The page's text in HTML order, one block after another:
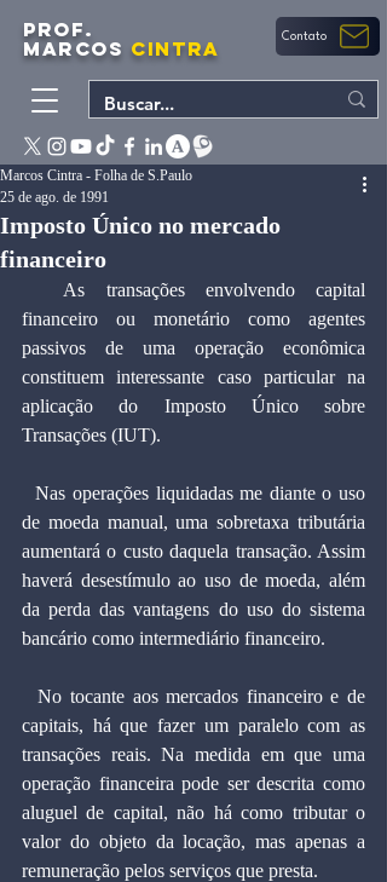
PROF.
MARCOS CINTRA Contato
Imposto Único no mercado
financeiro
Marcos Cintra - Folha de S.Paulo
25 de ago. de 1991
financeiro ou monetário como agentes
passivos de uma operação econômica
constituem interessante caso particular na
aplicação do Imposto Único sobre
Transações (IUT).
  Nas operações liquidadas me diante o uso
de moeda manual, uma sobretaxa tributária
aumentará o custo daquela transação. Assim
haverá desestímulo ao uso de moeda, além
da perda das vantagens do uso do sistema
bancário como intermediário financeiro.
  No tocante aos mercados financeiro e de
capitais, há que fazer um paralelo com as
transações reais. Na medida em que uma
operação financeira pode ser descrita como
aluguel de capital, não há como tributar o
valor do objeto da locação, mas apenas a
remuneração pelos serviços que presta.